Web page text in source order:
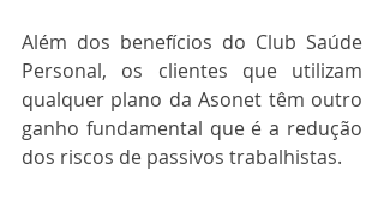
Além dos benefícios do Club Saúde
Personal, os clientes que utilizam
qualquer plano da Asonet têm outro
ganho fundamental que é a redução
dos riscos de passivos trabalhistas.